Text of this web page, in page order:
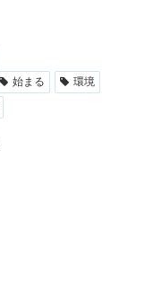
始まる
環境